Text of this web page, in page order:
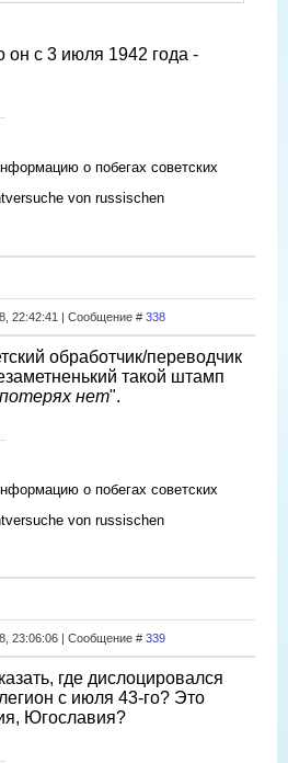
он с 3 июля 1942 года -
о побегах советских
von russischen
22:42:41 | Сообщение # 338
обработчик/переводчик
такой штамп
нет".
о побегах советских
von russischen
23:06:06 | Сообщение # 339
где дислоцировался
с июля 43-го? Это
Югославия?